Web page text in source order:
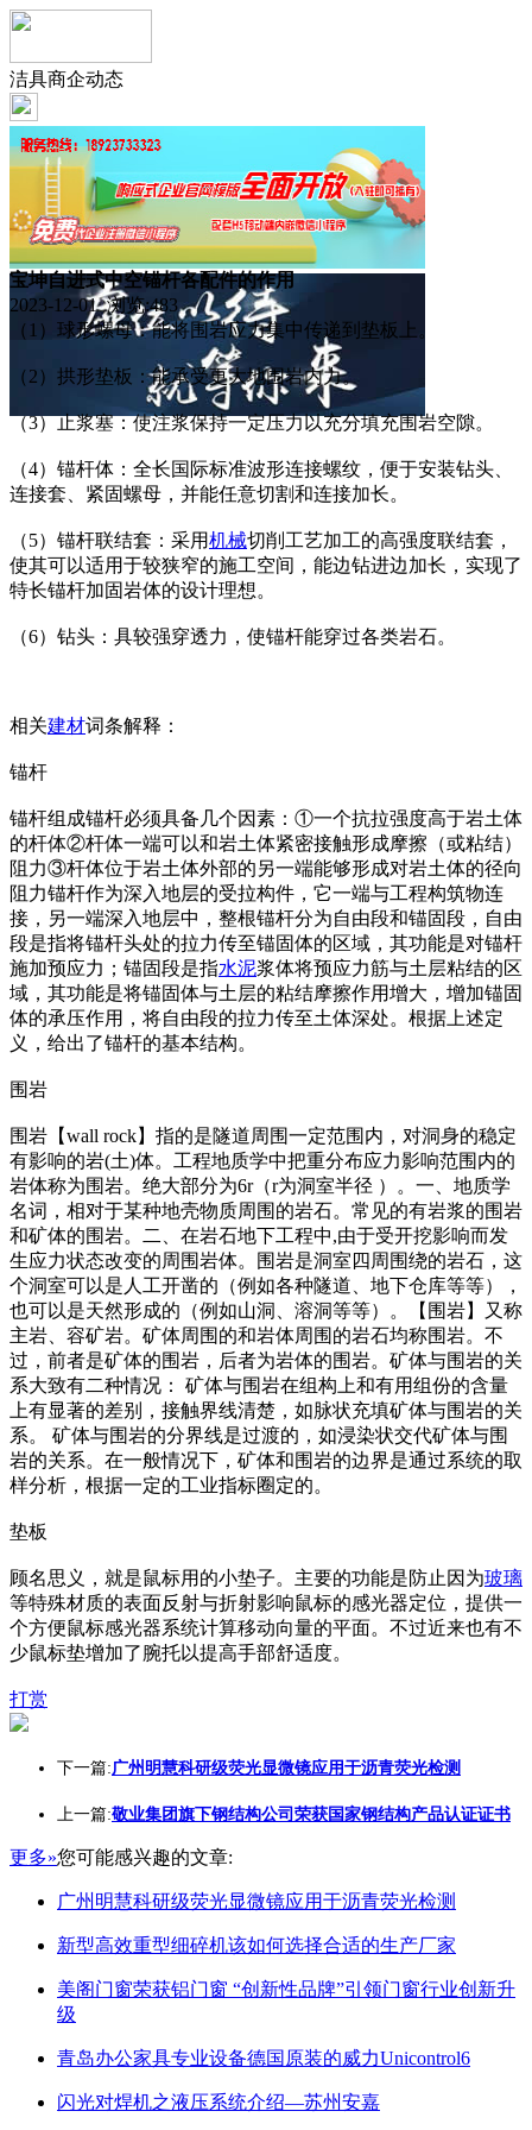
洁具商企动态
宝坤自进式中空锚杆各配件的作用
2023-12-01 浏览:483
（1）球形螺母：能将围岩应力集中传递到垫板上。
（2）拱形垫板：能承受更大地围岩内力。
（3）止浆塞：使注浆保持一定压力以充分填充围岩空隙。
（4）锚杆体：全长国际标准波形连接螺纹，便于安装钻头、
连接套、紧固螺母，并能任意切割和连接加长。
（5）锚杆联结套：采用机械切削工艺加工的高强度联结套，
使其可以适用于较狭窄的施工空间，能边钻进边加长，实现了
特长锚杆加固岩体的设计理想。
（6）钻头：具较强穿透力，使锚杆能穿过各类岩石。
相关建材词条解释：
锚杆
锚杆组成锚杆必须具备几个因素：①一个抗拉强度高于岩土体
的杆体②杆体一端可以和岩土体紧密接触形成摩擦（或粘结）
阻力③杆体位于岩土体外部的另一端能够形成对岩土体的径向
阻力锚杆作为深入地层的受拉构件，它一端与工程构筑物连
接，另一端深入地层中，整根锚杆分为自由段和锚固段，自由
段是指将锚杆头处的拉力传至锚固体的区域，其功能是对锚杆
施加预应力；锚固段是指水泥浆体将预应力筋与土层粘结的区
域，其功能是将锚固体与土层的粘结摩擦作用增大，增加锚固
体的承压作用，将自由段的拉力传至土体深处。根据上述定
义，给出了锚杆的基本结构。
围岩
围岩【wall rock】指的是隧道周围一定范围内，对洞身的稳定
有影响的岩(土)体。工程地质学中把重分布应力影响范围内的
岩体称为围岩。绝大部分为6r（r为洞室半径 ）。一、地质学
名词，相对于某种地壳物质周围的岩石。常见的有岩浆的围岩
和矿体的围岩。二、在岩石地下工程中,由于受开挖影响而发
生应力状态改变的周围岩体。围岩是洞室四周围绕的岩石，这
个洞室可以是人工开凿的（例如各种隧道、地下仓库等等），
也可以是天然形成的（例如山洞、溶洞等等）。【围岩】又称
主岩、容矿岩。矿体周围的和岩体周围的岩石均称围岩。不
过，前者是矿体的围岩，后者为岩体的围岩。矿体与围岩的关
系大致有二种情况： 矿体与围岩在组构上和有用组份的含量
上有显著的差别，接触界线清楚，如脉状充填矿体与围岩的关
系。 矿体与围岩的分界线是过渡的，如浸染状交代矿体与围
岩的关系。在一般情况下，矿体和围岩的边界是通过系统的取
样分析，根据一定的工业指标圈定的。
垫板
顾名思义，就是鼠标用的小垫子。主要的功能是防止因为玻璃
等特殊材质的表面反射与折射影响鼠标的感光器定位，提供一
个方便鼠标感光器系统计算移动向量的平面。不过近来也有不
少鼠标垫增加了腕托以提高手部舒适度。
打赏
下一篇:广州明慧科研级荧光显微镜应用于沥青荧光检测
上一篇:敬业集团旗下钢结构公司荣获国家钢结构产品认证证书
更多»您可能感兴趣的文章:
广州明慧科研级荧光显微镜应用于沥青荧光检测
新型高效重型细碎机该如何选择合适的生产厂家
美阁门窗荣获铝门窗 “创新性品牌”引领门窗行业创新升
级
青岛办公家具专业设备德国原装的威力Unicontrol6
闪光对焊机之液压系统介绍—苏州安嘉